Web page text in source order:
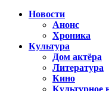
Новости
Анонс
Хроника
Культура
Дом актёра
Литература
Кино